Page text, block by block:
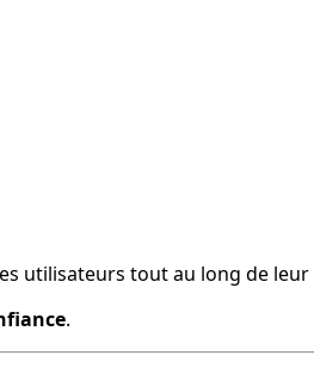
utilisateurs tout au long de
.